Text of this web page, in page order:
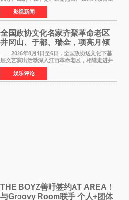
演，刘嘉玲、佐藤健特别出演，艾米、雪野、蔡
思贝、胡予安、倪好特别介绍的喜剧电影《功夫
女足》释出多谢你
影视新闻
全国政协文化名家齐聚革命老区
井冈山、于都、瑞金，项亮月倾
情献唱《桃花谣》致敬红色沃土
2026年8月4日至6日，全国政协送文化下基
层文艺演出活动深入江西革命老区，相继走进井
冈山、于都长征出发地、瑞金三地。由全国政协
文化文史和学习委员会副主任、甘肃省政协原主
席欧阳坚率团，一
娱乐评论
THE BOYZ善旴签约AT AREA！
与Groovy Room联手 个人+团体